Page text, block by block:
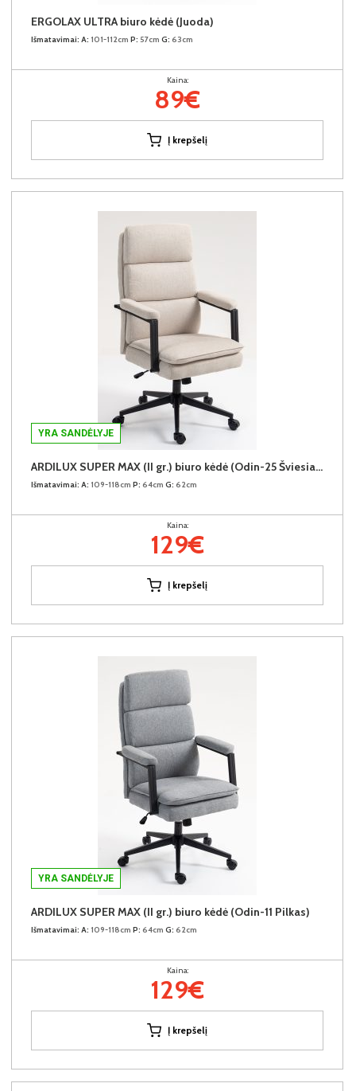
ERGOLAX ULTRA biuro kėdė (Juoda)
Išmatavimai: A: 101-112cm P: 57cm G: 63cm
Kaina:
89€
Į krepšelį
YRA SANDĖLYJE
ARDILUX SUPER MAX (II gr.) biuro kėdė (Odin-25 Šviesiai rudas)
Išmatavimai: A: 109-118cm P: 64cm G: 62cm
Kaina:
129€
Į krepšelį
YRA SANDĖLYJE
ARDILUX SUPER MAX (II gr.) biuro kėdė (Odin-11 Pilkas)
Išmatavimai: A: 109-118cm P: 64cm G: 62cm
Kaina:
129€
Į krepšelį